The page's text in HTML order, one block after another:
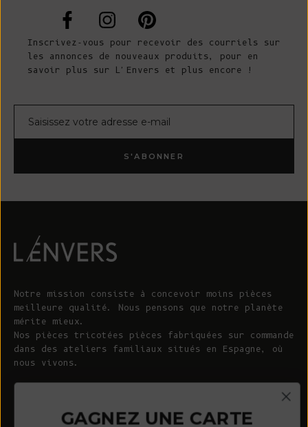
Inscrivez-vous pour recevoir des courriels sur
les annonces de nouveaux produits, pour en
savoir plus sur L'Envers et plus encore !
S'ABONNER
Notre mission consiste à concevoir moins pièces
meilleure qualité. Nous pensons que notre planète
mérite mieux.
Nos pièces tricotées pièces fabriquées sur commande
dans des ateliers familiaux situés en Espagne, où
nous vivons.
GAGNEZ UNE CARTE